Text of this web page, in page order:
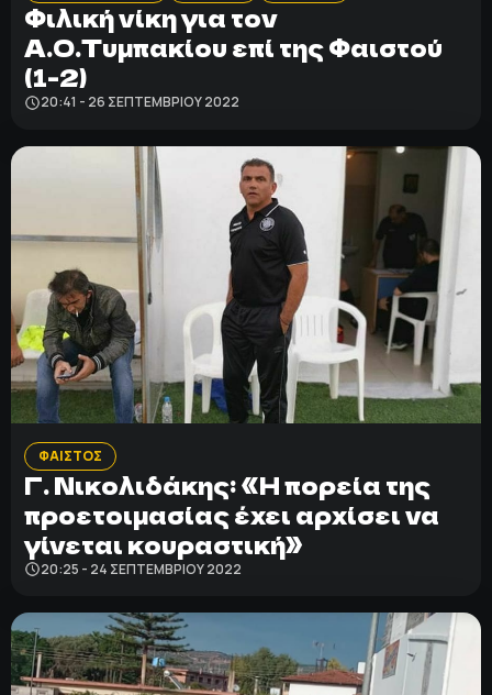
Φιλική νίκη για τον
Α.Ο.Τυμπακίου επί της Φαιστού
(1-2)
20:41 - 26 ΣΕΠΤΕΜΒΡΊΟΥ 2022
ΦΑΙΣΤΟΣ
Γ. Νικολιδάκης: «Η πορεία της
προετοιμασίας έχει αρχίσει να
γίνεται κουραστική»
20:25 - 24 ΣΕΠΤΕΜΒΡΊΟΥ 2022